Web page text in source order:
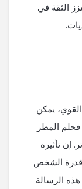
الثقة في
يمكن
المطر
إن تأثيره
وقدرة الشخص
الرسالة